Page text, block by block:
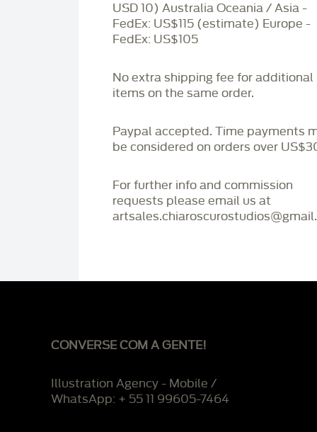
USD 10) Australia Oceania / Asia -
FedEx: US$115 (estimate) Europe -
FedEx: US$105
No extra shipping fee for additional
items on the same order.
Paypal accepted. Time payments
be considered on orders over
For further info and commission
requests please email us at
CONVERSE COM A GENTE!
Illustration Agency - Mobile /
WhatsApp: + 55 11 99605-7464